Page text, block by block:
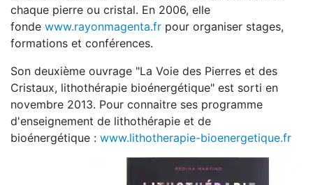
chaque pierre ou cristal. En 2006, elle
fonde www.rayonmagenta.fr pour organiser stages,
formations et conférences.
Son deuxième ouvrage "La Voie des Pierres et des
Cristaux, lithothérapie bioénergétique" est sorti en
novembre 2013. Pour connaitre ses programme
d'enseignement de lithothérapie et de
bioénergétique : www.lithotherapie-bioenergetique.fr